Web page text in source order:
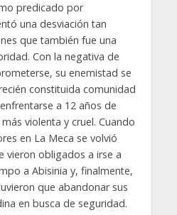
predicado por
una desviación tan
que también fue una
Con la negativa de
su enemistad se
constituida comunidad
a 12 años de
violenta y cruel. Cuando
en La Meca se volvió
vieron obligados a irse a
a Abisinia y, finalmente,
que abandonar sus
en busca de seguridad.